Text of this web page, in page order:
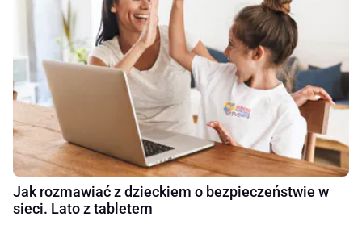
Jak rozmawiać z dzieckiem o bezpieczeństwie w
sieci. Lato z tabletem